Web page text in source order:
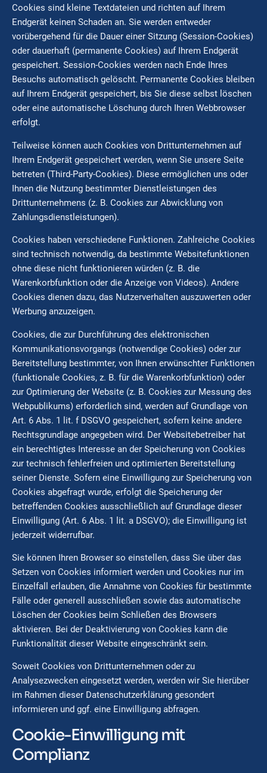
Cookies sind kleine Textdateien und richten auf Ihrem
Endgerät keinen Schaden an. Sie werden entweder
vorübergehend für die Dauer einer Sitzung (Session-Cookies)
oder dauerhaft (permanente Cookies) auf Ihrem Endgerät
gespeichert. Session-Cookies werden nach Ende Ihres
Besuchs automatisch gelöscht. Permanente Cookies bleiben
auf Ihrem Endgerät gespeichert, bis Sie diese selbst löschen
oder eine automatische Löschung durch Ihren Webbrowser
erfolgt.
Teilweise können auch Cookies von Drittunternehmen auf
Ihrem Endgerät gespeichert werden, wenn Sie unsere Seite
betreten (Third-Party-Cookies). Diese ermöglichen uns oder
Ihnen die Nutzung bestimmter Dienstleistungen des
Drittunternehmens (z. B. Cookies zur Abwicklung von
Zahlungsdienstleistungen).
Cookies haben verschiedene Funktionen. Zahlreiche Cookies
sind technisch notwendig, da bestimmte Websitefunktionen
ohne diese nicht funktionieren würden (z. B. die
Warenkorbfunktion oder die Anzeige von Videos). Andere
Cookies dienen dazu, das Nutzerverhalten auszuwerten oder
Werbung anzuzeigen.
Cookies, die zur Durchführung des elektronischen
Kommunikationsvorgangs (notwendige Cookies) oder zur
Bereitstellung bestimmter, von Ihnen erwünschter Funktionen
(funktionale Cookies, z. B. für die Warenkorbfunktion) oder
zur Optimierung der Website (z. B. Cookies zur Messung des
Webpublikums) erforderlich sind, werden auf Grundlage von
Art. 6 Abs. 1 lit. f DSGVO gespeichert, sofern keine andere
Rechtsgrundlage angegeben wird. Der Websitebetreiber hat
ein berechtigtes Interesse an der Speicherung von Cookies
zur technisch fehlerfreien und optimierten Bereitstellung
seiner Dienste. Sofern eine Einwilligung zur Speicherung von
Cookies abgefragt wurde, erfolgt die Speicherung der
betreffenden Cookies ausschließlich auf Grundlage dieser
Einwilligung (Art. 6 Abs. 1 lit. a DSGVO); die Einwilligung ist
jederzeit widerrufbar.
Sie können Ihren Browser so einstellen, dass Sie über das
Setzen von Cookies informiert werden und Cookies nur im
Einzelfall erlauben, die Annahme von Cookies für bestimmte
Fälle oder generell ausschließen sowie das automatische
Löschen der Cookies beim Schließen des Browsers
aktivieren. Bei der Deaktivierung von Cookies kann die
Funktionalität dieser Website eingeschränkt sein.
Soweit Cookies von Drittunternehmen oder zu
Analysezwecken eingesetzt werden, werden wir Sie hierüber
im Rahmen dieser Datenschutzerklärung gesondert
informieren und ggf. eine Einwilligung abfragen.
Cookie-Einwilligung mit
Complianz